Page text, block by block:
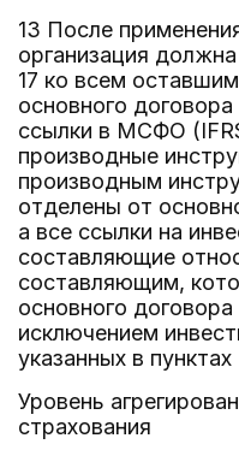
13 После
организация
17 ко всем
основного
ссылки в МСФО
производные
производным
отделены от
а все ссылки на
составляющие
составляющим,
основного
исключением
указанных в
Уровень
страхования